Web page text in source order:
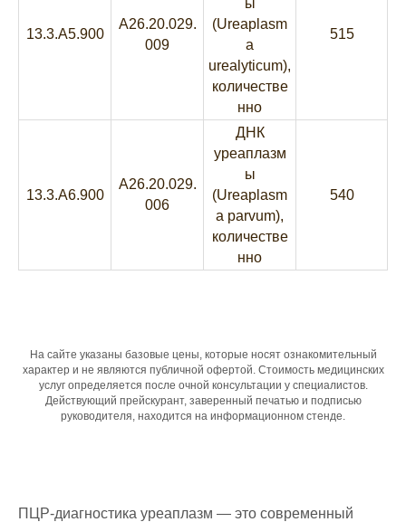
13.3.A5.900
A26.20.029.
009
ы
(Ureaplasm
a
urealyticum),
количестве
нно
515
13.3.A6.900
A26.20.029.
006
ДНК
уреаплазм
ы
(Ureaplasm
a parvum),
количестве
нно
540
На сайте указаны базовые цены, которые носят ознакомительный
характер и не являются публичной офертой. Стоимость медицинских
услуг определяется после очной консультации у специалистов.
Действующий прейскурант, заверенный печатью и подписью
руководителя, находится на информационном стенде.
ПЦР-диагностика уреаплазм — это современный